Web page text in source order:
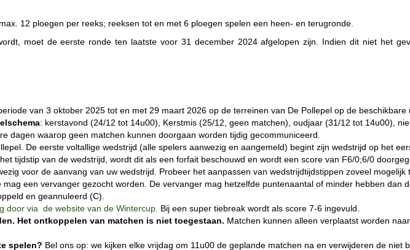
12 ploegen per reeks; reeksen tot en met 6 ploegen spelen een heen- en terugronde.
moet de eerste ronde ten laatste voor 31 december 2024 afgelopen zijn. Indien dit niet het
van 3 oktober 2025 tot en met 29 maart 2026 op de terreinen van De Pollepel op de beschikbare
: kerstavond (24/12 tot 14u00), Kerstmis (25/12, geen matchen), oudjaar (31/12 tot 14u00),
dagen waarop geen matchen kunnen doorgaan worden tijdig gecommuniceerd.
De eerste voltallige wedstrijd (alle spelers aanwezig en aangemeld) begint zijn wedstrijd op het
tijdstip van de wedstrijd, wordt dit als een forfait beschouwd en wordt een score van F6/0;6/0
voor de aanvang van uw wedstrijd. Probeer het aanpassen van wedstrijdtijdstippen zoveel
een vervanger gezocht worden. De vervanger mag hetzelfde puntenaantal of minder hebben dan
en geannuleerd (C).
door via de website van de Wintercup. Bij een super tiebreak wordt als score 7-6 ingevuld.
Het ontkoppelen van matchen is niet toegestaan. Matchen kunnen alleen verplaatst worden
spelen? Bel ons op: we kijken elke vrijdag om 11u00 de geplande matchen na en verwijderen de niet